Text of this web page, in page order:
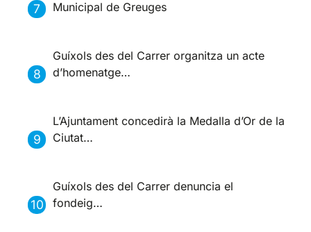
Municipal de Greuges
Guíxols des del Carrer organitza un acte
d’homenatge…
L’Ajuntament concedirà la Medalla d’Or de la
Ciutat…
Guíxols des del Carrer denuncia el
fondeig…